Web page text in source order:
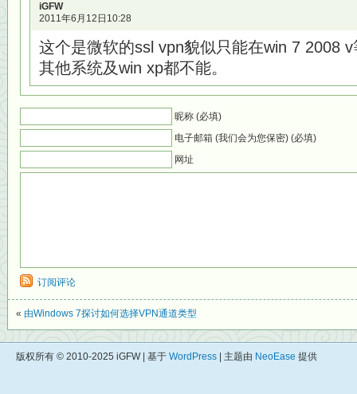
iGFW
2011年6月12日10:28
这个是微软的ssl vpn貌似只能在win 7 2008
其他系统及win xp都不能。
昵称 (必填)
电子邮箱 (我们会为您保密) (必填)
网址
订阅评论
« 由Windows 7探讨如何选择VPN通道类型
版权所有 © 2010-2025 iGFW | 基于 WordPress | 主题由 NeoEase 提供